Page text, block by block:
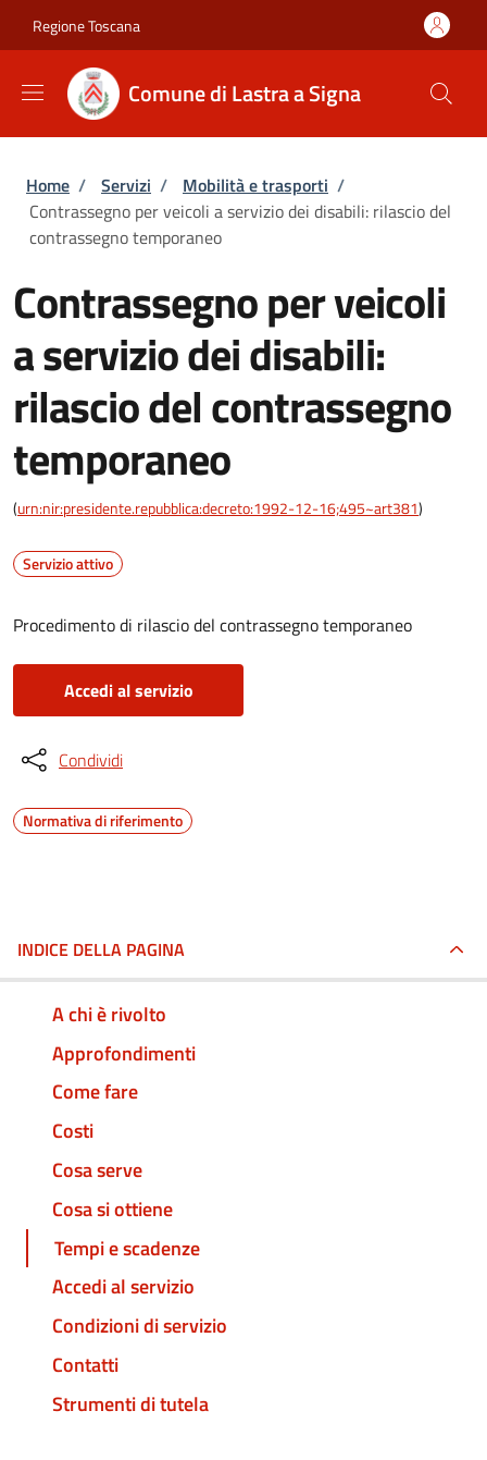
Regione Toscana
Comune di Lastra a Signa
Briciole di pane
Home / Servizi / Mobilità e trasporti /
Contrassegno per veicoli a servizio dei disabili: rilascio del
contrassegno temporaneo
Contrassegno per veicoli
a servizio dei disabili:
rilascio del contrassegno
temporaneo
(urn:nir:presidente.repubblica:decreto:1992-12-16;495~art381)
Servizio attivo
Procedimento di rilascio del contrassegno temporaneo
Accedi al servizio
Condividi
Normativa di riferimento
INDICE DELLA PAGINA
A chi è rivolto
Approfondimenti
Come fare
Costi
Cosa serve
Cosa si ottiene
Tempi e scadenze
Accedi al servizio
Condizioni di servizio
Contatti
Strumenti di tutela